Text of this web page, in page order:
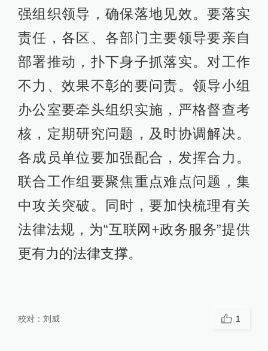
强组织领导，确保落地见效。要落实
责任，各区、各部门主要领导要亲自
部署推动，扑下身子抓落实。对工作
不力、效果不彰的要问责。领导小组
办公室要牵头组织实施，严格督查考
核，定期研究问题，及时协调解决。
各成员单位要加强配合，发挥合力。
联合工作组要聚焦重点难点问题，集
中攻关突破。同时，要加快梳理有关
法律法规，为“互联网+政务服务”提供
更有力的法律支撑。
校对： 刘威 1